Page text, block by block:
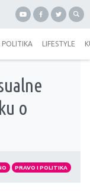
POLITIKA LIFESTYLE
o
PRAVO I POLITIKA